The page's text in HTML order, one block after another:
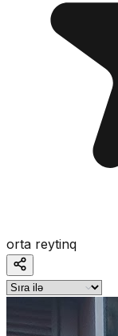
orta reytinq